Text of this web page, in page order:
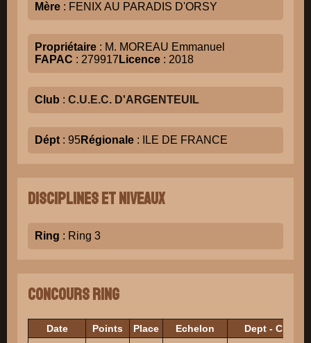
Mère : FENIX AU PARADIS D'ORSY
Propriétaire : M. MOREAU Emmanuel
FAPAC : 279917 Licence : 2018
Club : C.U.E.C. D'ARGENTEUIL
Dépt : 95Régionale : ILE DE FRANCE
Disciplines et niveaux
Ring : Ring 3
Concours Ring
Date Points Place Echelon Dept - Club